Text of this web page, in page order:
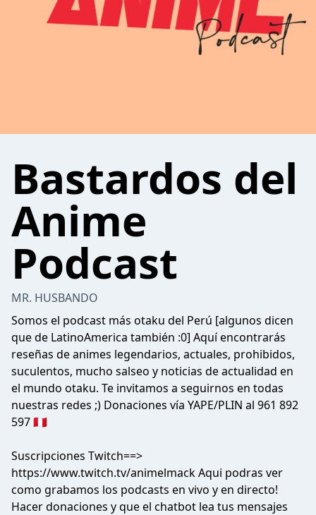
Bastardos del
Anime
Podcast
MR. HUSBANDO
Somos el podcast más otaku del Perú [algunos dicen
que de LatinoAmerica también :0] Aquí encontrarás
reseñas de animes legendarios, actuales, prohibidos,
suculentos, mucho salseo y noticias de actualidad en
el mundo otaku. Te invitamos a seguirnos en todas
nuestras redes ;) Donaciones vía YAPE/PLIN al 961 892
597 🇵🇪
Suscripciones Twitch==>
https://www.twitch.tv/animelmack Aqui podras ver
como grabamos los podcasts en vivo y en directo!
Hacer donaciones y que el chatbot lea tus mensajes